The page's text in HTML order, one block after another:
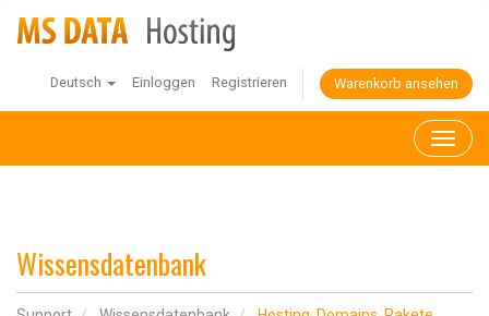
Deutsch Einloggen Registrieren Warenkorb ansehen
Wissensdatenbank